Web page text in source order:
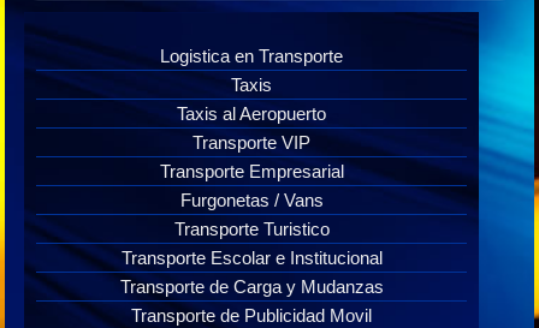
Logistica en Transporte
Taxis
Taxis al Aeropuerto
Transporte VIP
Transporte Empresarial
Furgonetas / Vans
Transporte Turistico
Transporte Escolar e Institucional
Transporte de Carga y Mudanzas
Transporte de Publicidad Movil